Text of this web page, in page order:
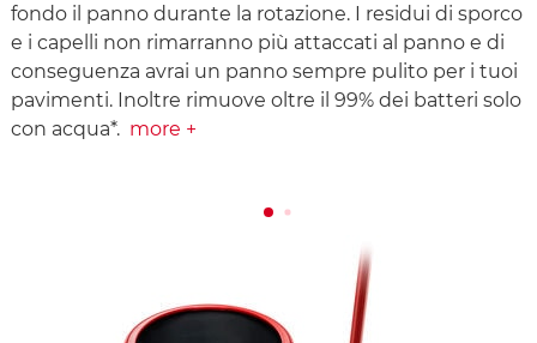
fondo il panno durante la rotazione. I residui di sporco
e i capelli non rimarranno più attaccati al panno e di
conseguenza avrai un panno sempre pulito per i tuoi
pavimenti. Inoltre rimuove oltre il 99% dei batteri solo
con acqua*. more +